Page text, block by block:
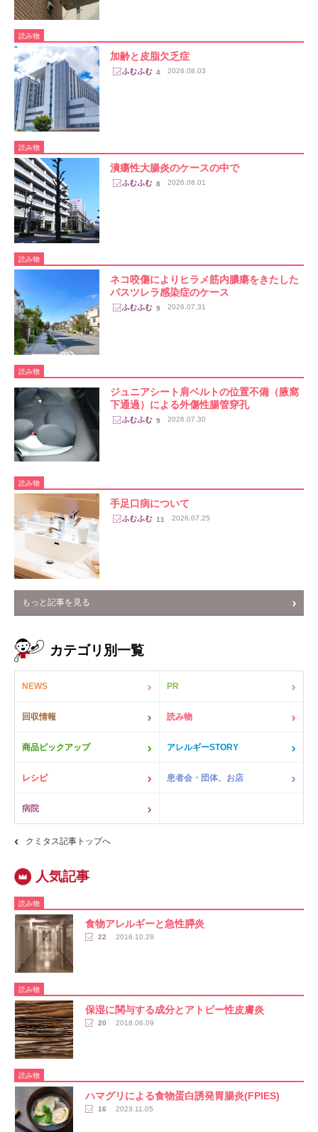
読み物
加齢と皮脂欠乏症
4 2026.08.03
読み物
潰瘍性大腸炎のケースの中で
8 2026.08.01
読み物
ネコ咬傷によりヒラメ筋内膿瘍をきたした
パスツレラ感染症のケース
9 2026.07.31
読み物
ジュニアシート肩ベルトの位置不備（腋窩
下通過）による外傷性腸管穿孔
9 2026.07.30
読み物
手足口病について
11 2026.07.25
もっと記事を見る
カテゴリ別一覧
NEWS PR
回収情報 読み物
商品ピックアップ アレルギーSTORY
レシピ 患者会・団体、お店
病院
クミタス記事トップへ
読み物
食物アレルギーと急性膵炎
22 2016.10.28
読み物
保湿に関与する成分とアトピー性皮膚炎
20 2018.06.09
読み物
ハマグリによる食物蛋白誘発胃腸炎(FPIES)
16 2023.11.05